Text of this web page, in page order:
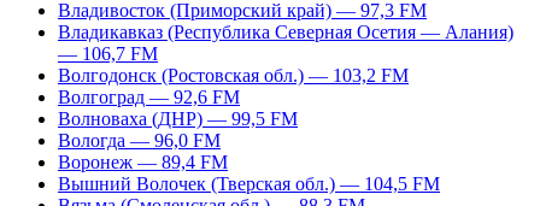
Владивосток (Приморский край) — 97,3 FM
Владикавказ (Республика Северная Осетия — Алания)
— 106,7 FM
Волгодонск (Ростовская обл.) — 103,2 FM
Волгоград — 92,6 FM
Волноваха (ДНР) — 99,5 FM
Вологда — 96,0 FM
Воронеж — 89,4 FM
Вышний Волочек (Тверская обл.) — 104,5 FM